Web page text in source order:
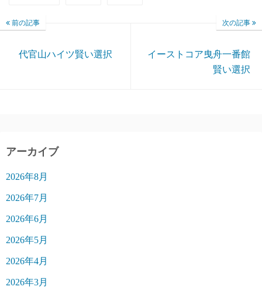
前の記事
代官山ハイツ賢い選択
次の記事
イーストコア曳舟一番館
賢い選択
アーカイブ
2026年8月
2026年7月
2026年6月
2026年5月
2026年4月
2026年3月